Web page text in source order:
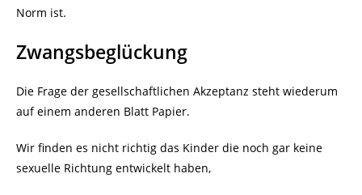
Norm ist.
Zwangsbeglückung
Die Frage der gesellschaftlichen Akzeptanz steht wiederum
auf einem anderen Blatt Papier.
Wir finden es nicht richtig das Kinder die noch gar keine
sexuelle Richtung entwickelt haben,